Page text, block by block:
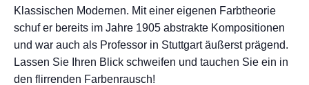
Klassischen Modernen. Mit einer eigenen Farbtheorie
schuf er bereits im Jahre 1905 abstrakte Kompositionen
und war auch als Professor in Stuttgart äußerst prägend.
Lassen Sie Ihren Blick schweifen und tauchen Sie ein in
den flirrenden Farbenrausch!